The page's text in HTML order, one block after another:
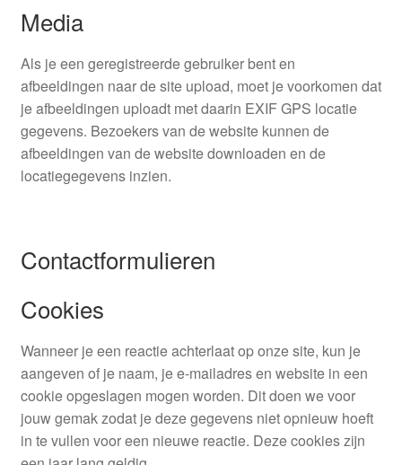
Media
Als je een geregistreerde gebruiker bent en
afbeeldingen naar de site upload, moet je voorkomen dat
je afbeeldingen uploadt met daarin EXIF GPS locatie
gegevens. Bezoekers van de website kunnen de
afbeeldingen van de website downloaden en de
locatiegegevens inzien.
Contactformulieren
Cookies
Wanneer je een reactie achterlaat op onze site, kun je
aangeven of je naam, je e-mailadres en website in een
cookie opgeslagen mogen worden. Dit doen we voor
jouw gemak zodat je deze gegevens niet opnieuw hoeft
in te vullen voor een nieuwe reactie. Deze cookies zijn